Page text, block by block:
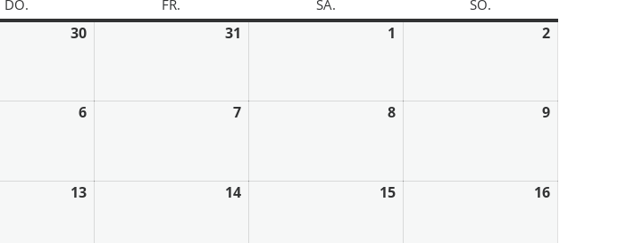
DO. FR. SA. SO.
30 31 1 2
6 7 8 9
13 14 15 16